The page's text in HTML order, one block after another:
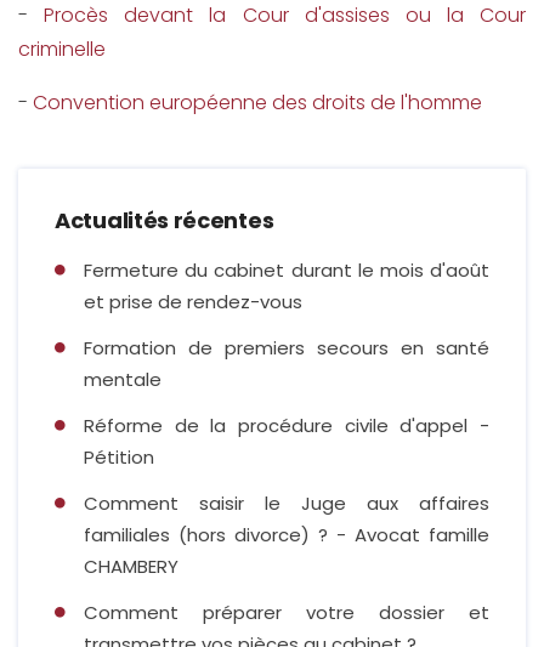
-Procès devant la Cour d'assises ou la Cour
criminelle
- Convention européenne des droits de l'homme
Actualités récentes
Fermeture du cabinet durant le mois d'août
et prise de rendez-vous
Formation de premiers secours en santé
mentale
Réforme de la procédure civile d'appel -
Pétition
Comment saisir le Juge aux affaires
familiales (hors divorce) ? - Avocat famille
CHAMBERY
Comment préparer votre dossier et